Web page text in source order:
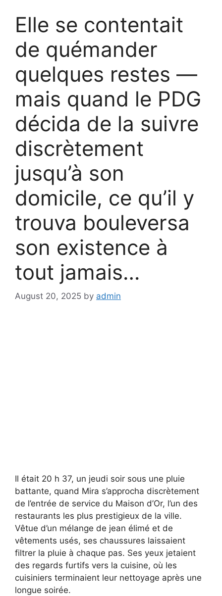
Elle se contentait
de quémander
quelques restes —
mais quand le PDG
décida de la suivre
discrètement
jusqu’à son
domicile, ce qu’il y
trouva bouleversa
son existence à
tout jamais…
August 20, 2025 by admin
Il était 20 h 37, un jeudi soir sous une pluie
battante, quand Mira s’approcha discrètement
de l’entrée de service du Maison d’Or, l’un des
restaurants les plus prestigieux de la ville.
Vêtue d’un mélange de jean élimé et de
vêtements usés, ses chaussures laissaient
filtrer la pluie à chaque pas. Ses yeux jetaient
des regards furtifs vers la cuisine, où les
cuisiniers terminaient leur nettoyage après une
longue soirée.